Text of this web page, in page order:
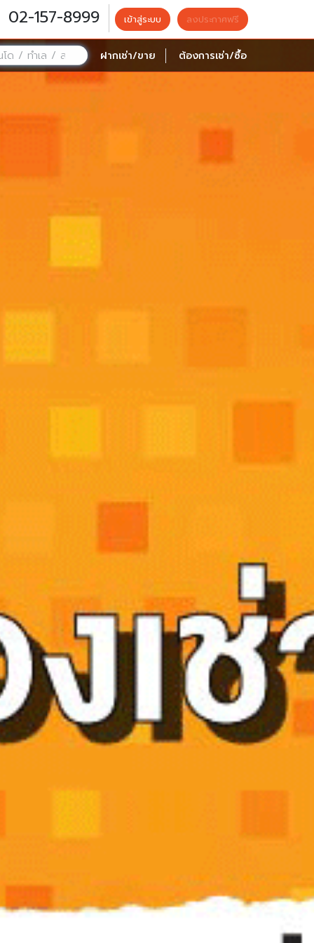
02-157-8999 เข้าสู่ระบบ ลงประกาศฟรี
ฝากเช่า/ขาย ต้องการเช่า/ซื้อ